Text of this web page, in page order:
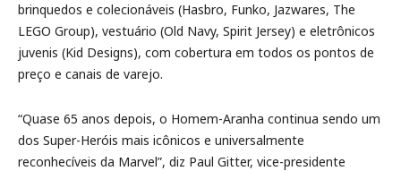
brinquedos e colecionáveis (Hasbro, Funko, Jazwares, The
LEGO Group), vestuário (Old Navy, Spirit Jersey) e eletrônicos
juvenis (Kid Designs), com cobertura em todos os pontos de
preço e canais de varejo.
“Quase 65 anos depois, o Homem-Aranha continua sendo um
dos Super-Heróis mais icônicos e universalmente
reconhecíveis da Marvel”, diz Paul Gitter, vice-presidente